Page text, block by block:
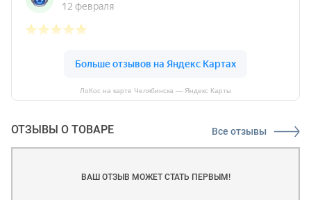
ЛоКос на карте Челябинска — Яндекс Карты
ОТЗЫВЫ О ТОВАРЕ Все отзывы
ВАШ ОТЗЫВ МОЖЕТ СТАТЬ ПЕРВЫМ!